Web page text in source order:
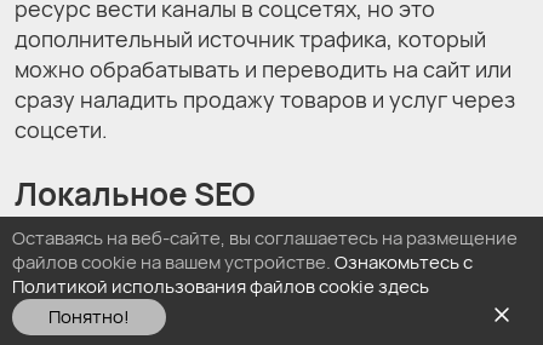
Оставаясь на веб-сайте, вы соглашаетесь на размещение
файлов cookie на вашем устройстве.Ознакомьтесь с
Политикой использования файлов cookie здесь
Понятно!
ресурс вести каналы в соцсетях, но это
дополнительный источник трафика, который
можно обрабатывать и переводить на сайт или
сразу наладить продажу товаров и услуг через
соцсети.
Локальное SEO
Локальное или региональное SEO —
оптимизация для локальной выдачи в
пределах района города. Актуально
компаниям с четкой географией работы: